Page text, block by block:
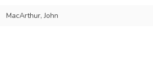
MacArthur, John